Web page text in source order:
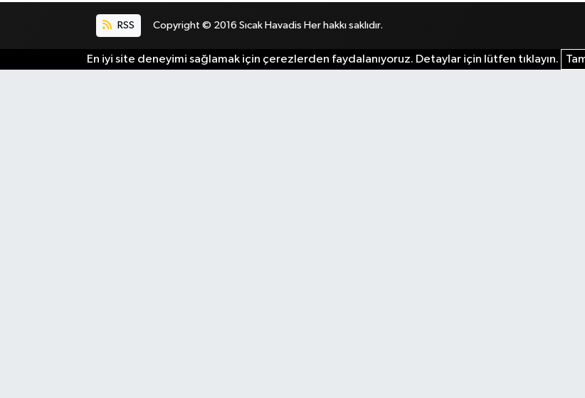
RSS Copyright © 2016 Sıcak Havadis Her hakkı saklıdır.
En iyi site deneyimi sağlamak için çerezlerden faydalanıyoruz. Detaylar için lütfen tıklayın.